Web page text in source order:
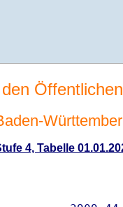
4, Tabelle